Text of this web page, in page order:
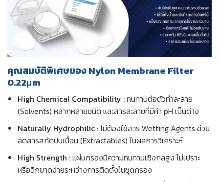
คุณสมบัติพิเศษของ Nylon Membrane Filter
0.22μm
High Chemical Compatibility :ทนทานต่อตัวทำละลาย
(Solvents) หลากหลายชนิด และสารละลายที่มีค่า pH เป็นด่าง
Naturally Hydrophilic :ไม่ต้องใช้สาร Wetting Agents ช่วย
ลดสารสกัดปนเปื้อน (Extractables) ในผลการวิเคราะห์
High Strength :แผ่นกรองมีความทนทานเชิงกลสูง ไม่เปราะ
หรือฉีกขาดง่ายระหว่างการติดตั้งในชุดกรอง